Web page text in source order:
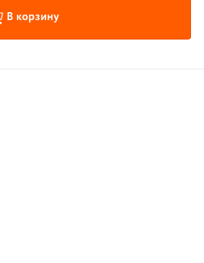
В корзину